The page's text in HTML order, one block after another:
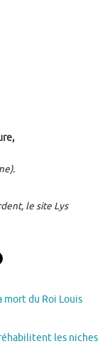
le site Lys
mort du Roi Louis
les niches